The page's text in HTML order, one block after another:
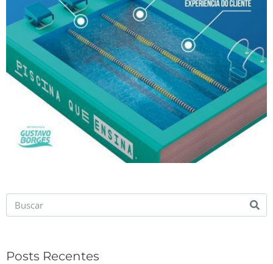
Posts Recentes